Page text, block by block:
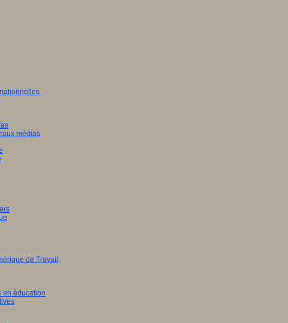
médias
de Travail
en éducation